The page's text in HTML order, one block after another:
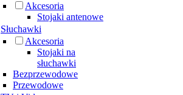
Akcesoria
Stojaki antenowe
Słuchawki
Akcesoria
Stojaki na
słuchawki
Bezprzewodowe
Przewodowe